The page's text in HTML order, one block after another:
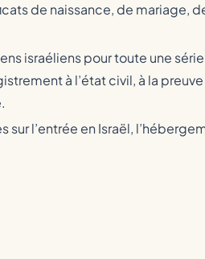
de naissance, de mariage,
israéliens pour toute une
à l’état civil, à la
sur l’entrée en Israël,